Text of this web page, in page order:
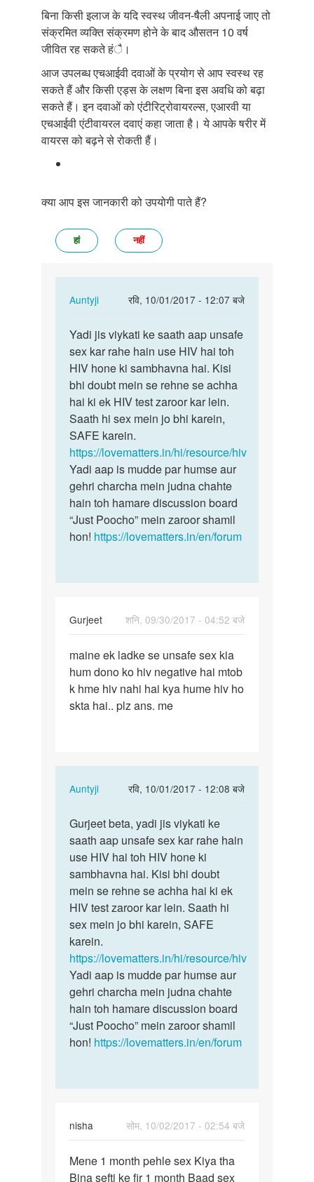
बिना किसी इलाज के यदि स्वस्थ जीवन-षैली अपनाई जाए तो
संक्रमित व्यक्ति संक्रमण होने के बाद औसतन 10 वर्ष
जीवित रह सकते हंै।
आज उपलब्ध एचआईवी दवाओं के प्रयोग से आप स्वस्थ रह
सकते हैं और किसी एड्स के लक्षण बिना इस अवधि को बढ़ा
सकते हैं। इन दवाओं को एंटीरिट्रोवायरल्स, एआरवी या
एचआईवी एंटीवायरल दवाएं कहा जाता है। ये आपके षरीर में
वायरस को बढ़ने से रोकती हैं।
क्या आप इस जानकारी को उपयोगी पाते हैं?
हां नहीं
Auntyji
रवि, 10/01/2017 - 12:07 बजे
In
to
Mene
sirf
ek
br
bina
condom…
by
Rocky
Yadi
jis
viykati
ke
saath…
Yadi jis viykati ke saath aap unsafe
sex kar rahe hain use HIV hai toh
HIV hone ki sambhavna hai. Kisi
bhi doubt mein se rehne se achha
hai ki ek HIV test zaroor kar lein.
Saath hi sex mein jo bhi karein,
SAFE karein.
https://lovematters.in/hi/resource/hiv
Yadi aap is mudde par humse aur
gehri charcha mein judna chahte
hain toh hamare discussion board
“Just Poocho” mein zaroor shamil
hon! https://lovematters.in/en/forum
Gurjeet
शनि, 09/30/2017 - 04:52 बजे
maine
ek
ladke
se
maine ek ladke se unsafe sex kia
hum dono ko hiv negative hai mtob
k hme hiv nahi hai kya hume hiv ho
skta hai.. plz ans. me
Auntyji
रवि, 10/01/2017 - 12:08 बजे
In
to
maine
ek
ladke
se
unsafe
sex…
by
Gurjeet
Gurjeet
beta,
yadi
jis…
Gurjeet beta, yadi jis viykati ke
saath aap unsafe sex kar rahe hain
use HIV hai toh HIV hone ki
sambhavna hai. Kisi bhi doubt
mein se rehne se achha hai ki ek
HIV test zaroor kar lein. Saath hi
sex mein jo bhi karein, SAFE
karein.
https://lovematters.in/hi/resource/hiv
Yadi aap is mudde par humse aur
gehri charcha mein judna chahte
hain toh hamare discussion board
“Just Poocho” mein zaroor shamil
hon! https://lovematters.in/en/forum
nisha
सोम, 10/02/2017 - 02:54 बजे
Mene
1
Mene 1 month pehle sex Kiya tha
Bina sefti ke fir 1 month Baad sex